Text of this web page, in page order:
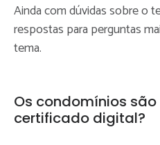
Ainda com dúvidas sobre o
respostas para perguntas
tema.
Os condomínios
certificado digital?